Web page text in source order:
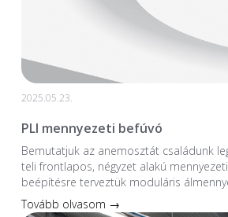
2025.05.23.
PLI mennyezeti befúvó
Bemutatjuk az anemosztát családunk
teli frontlapos, négyzet alakú
beépítésre terveztük moduláris
Tovább olvasom →